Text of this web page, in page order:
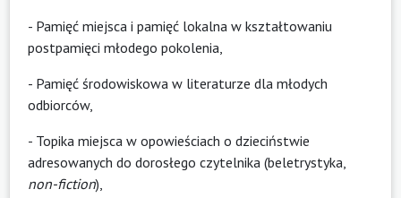
- Pamięć miejsca i pamięć lokalna w kształtowaniu
postpamięci młodego pokolenia,
- Pamięć środowiskowa w literaturze dla młodych
odbiorców,
- Topika miejsca w opowieściach o dzieciństwie
adresowanych do dorosłego czytelnika (beletrystyka,
non-fiction),